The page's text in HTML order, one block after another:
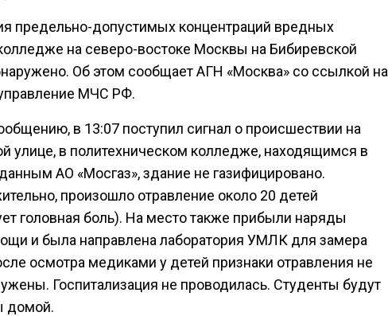
предельно-допустимых концентраций вредных
на северо-востоке Москвы на Бибиревской
Об этом сообщает АГН «Москва» со ссылкой на
МЧС РФ.
в 13:07 поступил сигнал о происшествии на
улице, в политехническом колледже, находящимся в
АО «Мосгаз», здание не газифицировано.
произошло отравление около 20 детей
головная боль). На место также прибыли наряды
и была направлена лаборатория УМЛК для замера
осмотра медиками у детей признаки отравления не
Госпитализация не проводилась. Студенты будут
домой.